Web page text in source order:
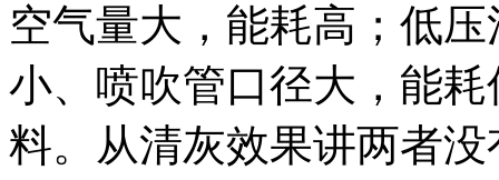
空气量大，能耗高；低
小、喷吹管口径大，能
料。从清灰效果讲两者